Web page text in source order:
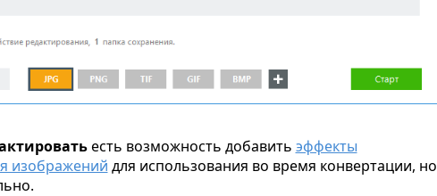
есть возможность добавить эффекты
изображений для использования во время конвертации, но